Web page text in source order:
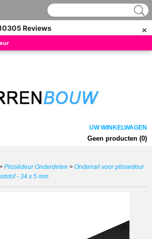
Reviews ×
UW WINKELWAGEN
Geen producten (0)
Plissédeur Onderdelen > Onderrail voor plissedeur
- 34 x 5 mm